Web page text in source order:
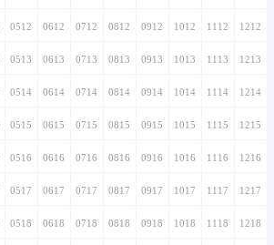
0512 0612 0712 0812 0912 1012 1112 1212
0513 0613 0713 0813 0913 1013 1113 1213
0514 0614 0714 0814 0914 1014 1114 1214
0515 0615 0715 0815 0915 1015 1115 1215
0516 0616 0716 0816 0916 1016 1116 1216
0517 0617 0717 0817 0917 1017 1117 1217
0518 0618 0718 0818 0918 1018 1118 1218